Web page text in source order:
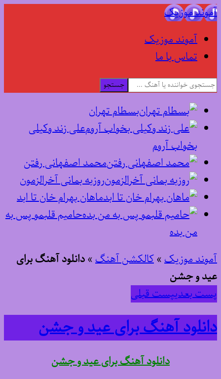
آموند موزیک
آموند موزیک
تماس با ما
جستجو
بسطام تهران
علی زند وکیلی
بخواب آروم
محمد اصفهانی رفتن
روزبه بمانی آخرالزمون
ماهان بهرام خان تا ابد
حامیم قلبمو پس به
من بده
آموند موزیک»کالکشن آهنگ»دانلود آهنگ برای
عید و جشن
پست بعدیپست قبلی
دانلود آهنگ برای عید و جشن
دانلود آهنگ برای عید و جشن